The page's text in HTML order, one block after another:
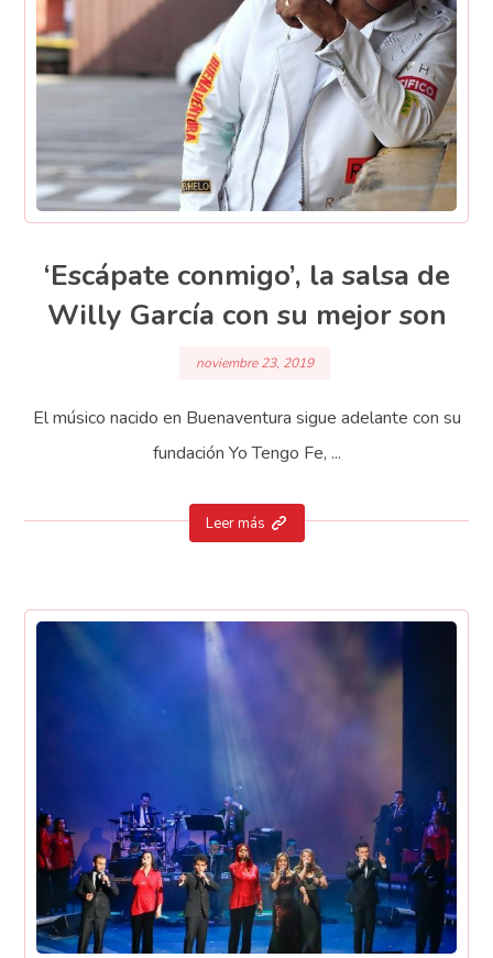
‘Escápate conmigo’, la salsa de
Willy García con su mejor son
noviembre 23, 2019
El músico nacido en Buenaventura sigue adelante con su
fundación Yo Tengo Fe, ...
Leer más